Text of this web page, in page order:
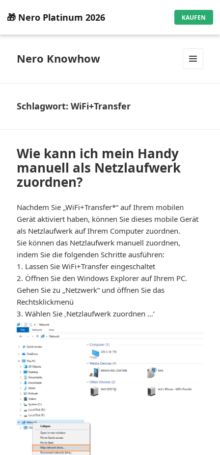
🎁 Nero Platinum 2026 KAUFEN
Nero Knowhow
Schlagwort:WiFi+Transfer
Wie kann ich mein Handy
manuell als Netzlaufwerk
zuordnen?
Nachdem Sie „WiFi+Transfer*“ auf Ihrem mobilen
Gerät aktiviert haben, können Sie dieses mobile Gerät
als Netzlaufwerk auf Ihrem Computer zuordnen.
Sie können das Netzlaufwerk manuell zuordnen,
indem Sie die folgenden Schritte ausführen:
1. Lassen Sie WiFi+Transfer eingeschaltet
2. Öffnen Sie den Windows Explorer auf Ihrem PC.
Gehen Sie zu „Netzwerk“ und öffnen Sie das
Rechtsklickmenü
3. Wählen Sie ‚Netzlaufwerk zuordnen …‘